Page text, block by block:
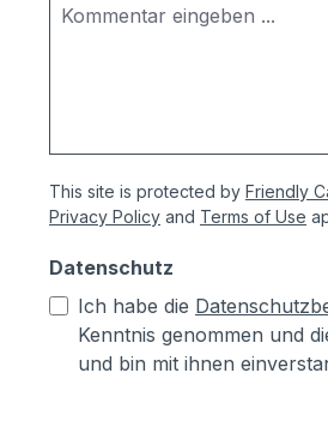
This site is protected by Friendly
Privacy Policy and Terms of Use
Datenschutz
Ich habe die
Kenntnis genommen und
und bin mit ihnen